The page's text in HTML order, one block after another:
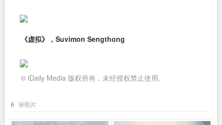
《虚拟》，Suvimon Sengthong
© iDaily Media 版权所有，未经授权禁止使用。
6 张照片